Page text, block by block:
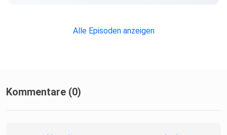
Alle Episoden anzeigen
Kommentare (0)